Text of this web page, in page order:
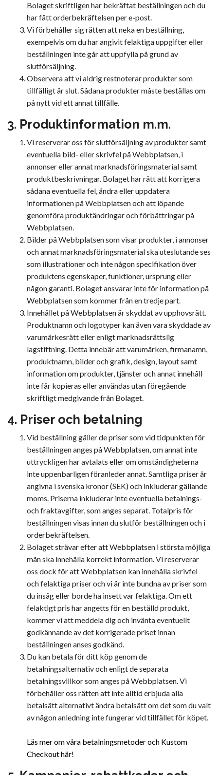
Bolaget skriftligen har bekräftat beställningen och du
har fått orderbekräftelsen per e-post.
Vi förbehåller sig rätten att neka en beställning,
exempelvis om du har angivit felaktiga uppgifter eller
beställningen inte går att uppfylla på grund av
slutförsäljning.
Observera att vi aldrig restnoterar produkter som
tillfälligt är slut. Sådana produkter måste beställas om
på nytt vid ett annat tillfälle.
3. Produktinformation m.m.
Vi reserverar oss för slutförsäljning av produkter samt
eventuella bild- eller skrivfel på Webbplatsen, i
annonser eller annat marknadsföringsmaterial samt
produktbeskrivningar. Bolaget har rätt att korrigera
sådana eventuella fel, ändra eller uppdatera
informationen på Webbplatsen och att löpande
genomföra produktändringar och förbättringar på
Webbplatsen.
Bilder på Webbplatsen som visar produkter, i annonser
och annat marknadsföringsmaterial ska uteslutande ses
som illustrationer och inte någon specifikation över
produktens egenskaper, funktioner, ursprung eller
någon garanti. Bolaget ansvarar inte för information på
Webbplatsen som kommer från en tredje part.
Innehållet på Webbplatsen är skyddat av upphovsrätt.
Produktnamn och logotyper kan även vara skyddade av
varumärkesrätt eller enligt marknadsrättslig
lagstiftning. Detta innebär att varumärken, firmanamn,
produktnamn, bilder och grafik, design, layout samt
information om produkter, tjänster och annat innehåll
inte får kopieras eller användas utan föregående
skriftligt medgivande från Bolaget.
4. Priser och betalning
Vid beställning gäller de priser som vid tidpunkten för
beställningen anges på Webbplatsen, om annat inte
uttryckligen har avtalats eller om omständigheterna
inte uppenbarligen föranleder annat. Samtliga priser är
angivna i svenska kronor (SEK) och inkluderar gällande
moms. Priserna inkluderar inte eventuella betalnings-
och fraktavgifter, som anges separat. Totalpris för
beställningen visas innan du slutför beställningen och i
orderbekräftelsen.
Bolaget strävar efter att Webbplatsen i största möjliga
mån ska innehålla korrekt information. Vi reserverar
oss dock för att Webbplatsen kan innehålla skrivfel
och felaktiga priser och vi är inte bundna av priser som
du insåg eller borde ha insett var felaktiga. Om ett
felaktigt pris har angetts för en beställd produkt,
kommer vi att meddela dig och invänta eventuellt
godkännande av det korrigerade priset innan
beställningen anses godkänd.
Du kan betala för ditt köp genom de
betalningsalternativ och enligt de separata
betalningsvillkor som anges på Webbplatsen. Vi
förbehåller oss rätten att inte alltid erbjuda alla
betalsätt alternativt ändra betalsätt om det som du valt
av någon anledning inte fungerar vid tillfället för köpet.
Läs mer om våra betalningsmetoder och Kustom
Checkout här!